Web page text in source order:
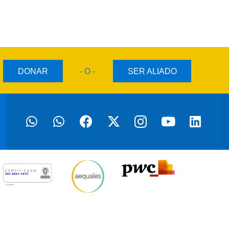
DONAR - O - SER ALIADO